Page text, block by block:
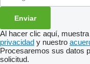
Al hacer clic aquí,
privacidad y nuestro
Procesaremos sus datos
solicitud.